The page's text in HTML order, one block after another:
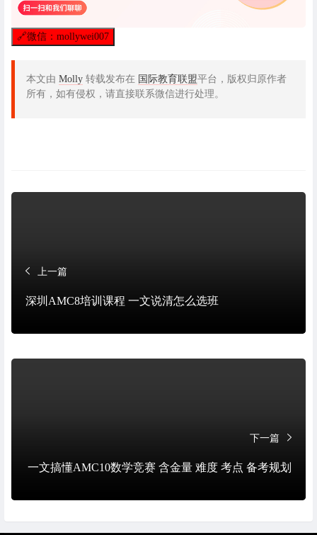
🔗微信：mollywei007
本文由 Molly 转载发布在 国际教育联盟平台，版权归原作者
所有，如有侵权，请直接联系微信进行处理。
上一篇
深圳AMC8培训课程 一文说清怎么选班
下一篇
一文搞懂AMC10数学竞赛 含金量 难度 考点 备考规划